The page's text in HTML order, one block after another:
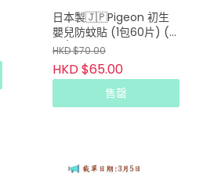
日本製🇯🇵Pigeon 初生
嬰兒防蚊貼 (1包60片) (2
包/套)
HKD $70.00
HKD $65.00
售罄